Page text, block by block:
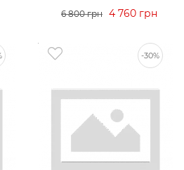
6 800 грн 4 760 грн
-30%